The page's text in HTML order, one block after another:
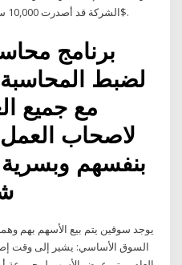
الشركة قد أصدرت 10,000 سند ولكل منها قيمة اسمية تبلغ 1,000$.
برنامج
لضبط
مع جميع
لاصحاب
بنفسهم
يوجد سوقين يتم بيع الأسهم بهم
السوق الأساسي: يشير إلى وقت